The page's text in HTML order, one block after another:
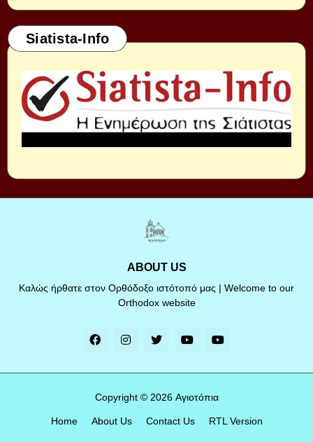
Siatista-Info
ABOUT US
Καλώς ήρθατε στον Ορθόδοξο ιστότοπό μας | Welcome to our
Orthodox website
Copyright © 2026 Αγιοτόπια
Home About Us Contact Us RTL Version